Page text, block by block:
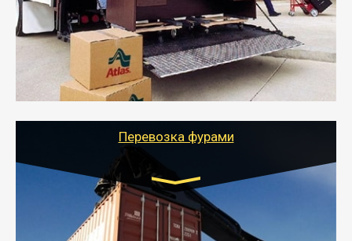
- Служебный или военный переезд может быть на
отдельном авто или догрузом (по меньшей
стоимости).
- Тайгер Логистик подберет автотранспорт, быстро и
качественно организует переезд к новому месту
службы или работы с гарантией сохранности груза и
оформлением документов, подтверждающих
Перевозка фурами
Транспорт:
Еврофура Тент от 5 до 10 тонн
грузоподъемность